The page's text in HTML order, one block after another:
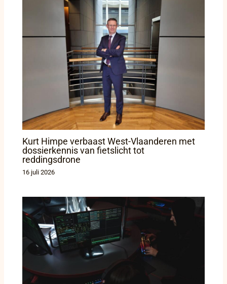
Kurt Himpe verbaast West-Vlaanderen met
dossierkennis van fietslicht tot
reddingsdrone
16 juli 2026